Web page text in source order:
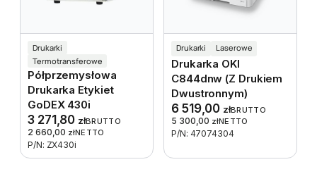
Drukarki
Termotransferowe
Półprzemysłowa
Drukarka Etykiet
GoDEX 430i
3 271,80 złBRUTTO
2 660,00 złNETTO
P/N: ZX430i
Drukarki Laserowe
Drukarka OKI
C844dnw (z Drukiem
Dwustronnym)
6 519,00 złBRUTTO
5 300,00 złNETTO
P/N: 47074304